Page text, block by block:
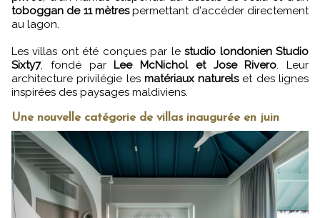
toboggan de 11 mètrespermettant d'accéder directement
au lagon.
Les villas ont été conçues par lestudio londonien Studio
Sixty7, fondé par Lee McNichol et Jose Rivero . Leur
architecture privilégie les matériaux naturels et des lignes
inspirées des paysages maldiviens.
Une nouvelle catégorie de villas inaugurée en juin